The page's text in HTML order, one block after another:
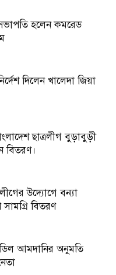
সভাপতি হলেন কমরেড
দিলেন খালেদা জিয়া
ছাত্রলীগ বুড়াবুড়ী
বিতরণ।
উদ্যোগে বন্যা
সামগ্রি বিতরণ
আমদানির অনুমতি